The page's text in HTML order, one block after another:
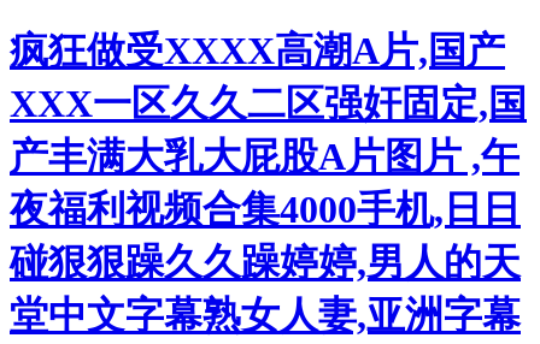
疯狂做受XXXX高潮A片,国产
XXX一区久久二区强奸固定,国
产丰满大乳大屁股A片图片 ,午
夜福利视频合集4000手机,日日
碰狠狠躁久久躁婷婷,男人的天
堂中文字幕熟女人妻,亚洲字幕